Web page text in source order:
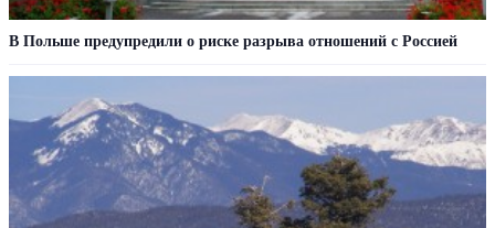
В Польше предупредили о риске разрыва отношений с Россией